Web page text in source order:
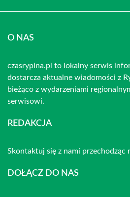
O NAS
czasrypina.pl to lokalny serwis
dostarcza aktualne wiadomości z
bieżąco z wydarzeniami
serwisowi.
REDAKCJA
Skontaktuj się z nami przechodząc
DOŁĄCZ DO NAS